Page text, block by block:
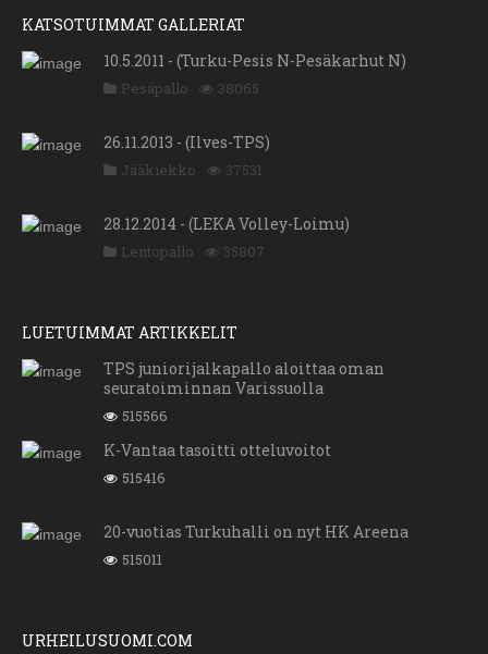
KATSOTUIMMAT GALLERIAT
10.5.2011 - (Turku-Pesis N-Pesäkarhut N)
Pesäpallo 38065
26.11.2013 - (Ilves-TPS)
Jääkiekko 37531
28.12.2014 - (LEKA Volley-Loimu)
Lentopallo 35807
LUETUIMMAT ARTIKKELIT
TPS juniorijalkapallo aloittaa oman
seuratoiminnan Varissuolla
515566
K-Vantaa tasoitti otteluvoitot
515416
20-vuotias Turkuhalli on nyt HK Areena
515011
URHEILUSUOMI.COM